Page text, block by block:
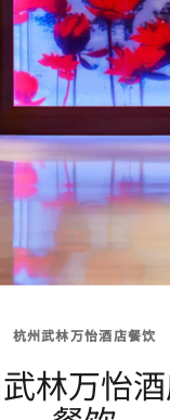
杭州武林万怡酒店餐饮
林万怡